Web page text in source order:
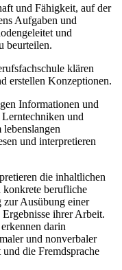
und Fähigkeit, auf der
Aufgaben und
und
beurteilen.
klären
erstellen Konzeptionen.
Informationen und
und
und interpretieren
die inhaltlichen
konkrete berufliche
Ausübung einer
ihrer Arbeit.
darin
und nonverbaler
die Fremdsprache